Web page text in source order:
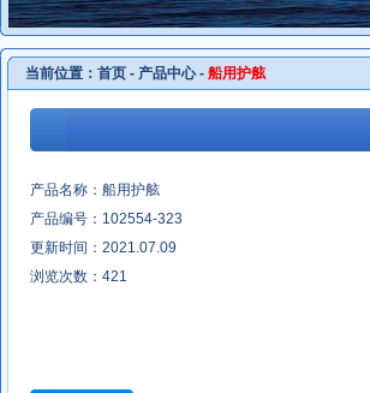
当前位置： 首页 - 产品中心- 船用护舷
产品名称：船用护舷
产品编号：102554-323
更新时间：2021.07.09
浏览次数： 421